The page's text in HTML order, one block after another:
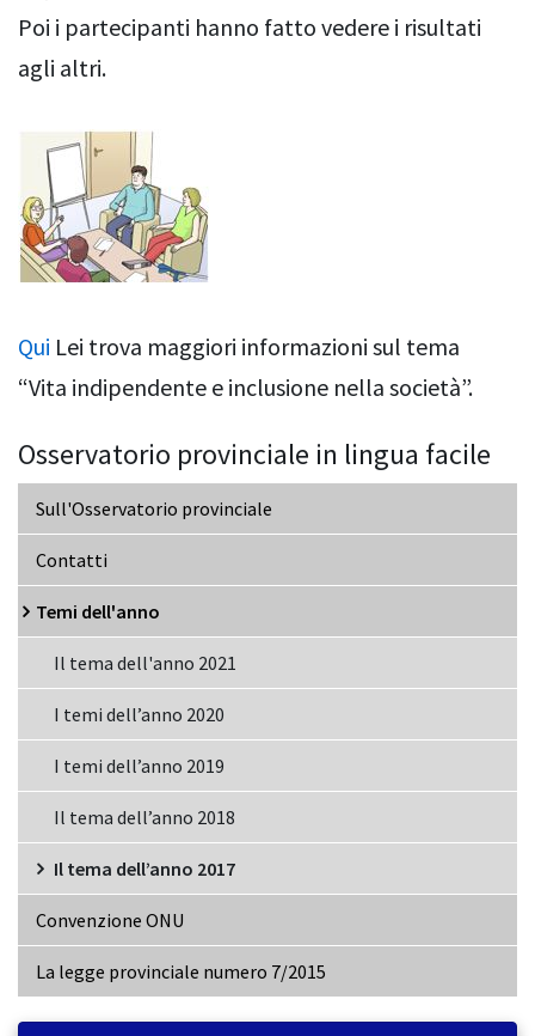
Poi i partecipanti hanno fatto vedere i risultati
agli altri.
Qui Lei trova maggiori informazioni sul tema
“Vita indipendente e inclusione nella società”.
Osservatorio provinciale in lingua facile
Sull'Osservatorio provinciale
Contatti
Temi dell'anno
Il tema dell'anno 2021
I temi dell’anno 2020
I temi dell’anno 2019
Il tema dell’anno 2018
Il tema dell’anno 2017
Convenzione ONU
La legge provinciale numero 7/2015